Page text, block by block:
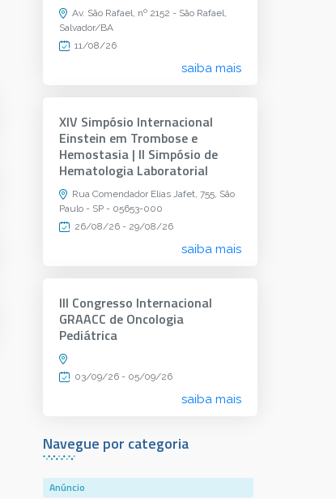
Navegue por categoria
Anúncio
Av. São Rafael, nº 2152 - São Rafael,
Salvador/BA
11/08/26
saiba mais
XIV Simpósio Internacional
Einstein em Trombose e
Hemostasia | II Simpósio de
Hematologia Laboratorial
Rua Comendador Elias Jafet, 755, São
Paulo - SP - 05653-000
26/08/26 - 29/08/26
saiba mais
III Congresso Internacional
GRAACC de Oncologia
Pediátrica
03/09/26 - 05/09/26
saiba mais